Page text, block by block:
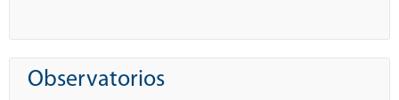
Observatorios